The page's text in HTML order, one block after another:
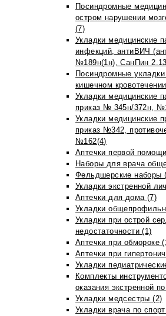
Посиндромные
остром нарушении
(7)
Укладки медицинские
инфекций, антиВИЧ
№189н(1н), СанПин
Посиндромные
кишечном
Укладки медицинские
приказ № 345н/372н,
Укладки медицинские
приказ №342,
№162(4)
Аптечки первой
Наборы для врача
Фельдшерские наборы
Укладки экстренной
Аптечки для дома (7)
Укладки
Укладки при острой
недостаточности (1)
Аптечки при обмороке
Аптечки при
Укладки
Комплекты
оказания экстренной
Укладки медсестры (2)
Укладки врача по